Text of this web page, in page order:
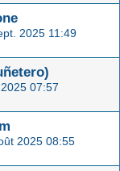
2025 11:49
07:57
2025 08:55